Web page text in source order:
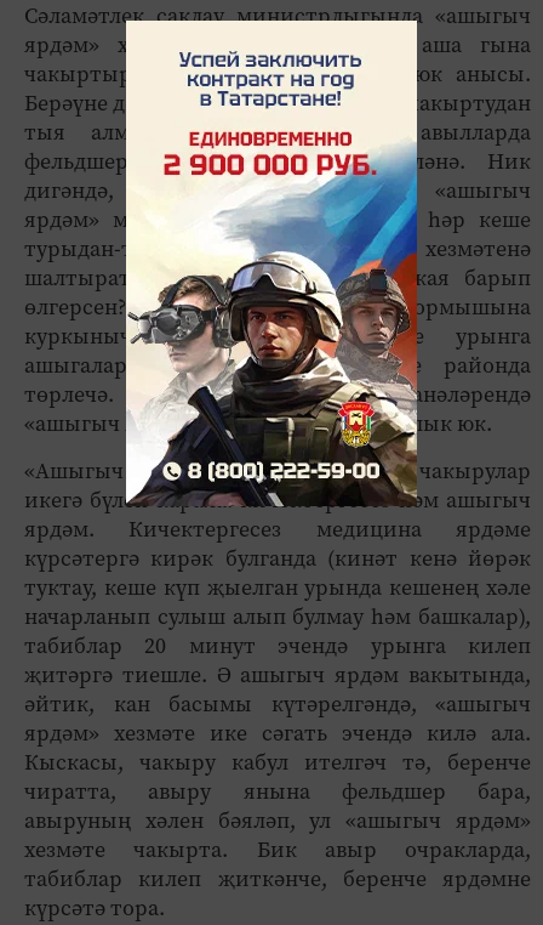
Сәламәтлек саклау министрлыгында «ашыгыч
ярдәм» хезмәтен бары фельдшер аша гына
чакыртырга мөмкин, дигән закон юк анысы.
Берәүне дә «ашыгыч ярдәм» хезмәте чакыртудан
тыя алмыйлар, әмма бу күп авылларда
фельдшер белән килештереп эшләнә. Ник
дигәндә, район хастаханәләрендә «ашыгыч
ярдәм» машиналары санаулы. Әгәр һәр кеше
турыдан-туры «ашыгыч ярдәм» хезмәтенә
шалтырата башласа, бер машина кая барып
өлгерсен? Табиблар, гадәттә, кеше тормышына
куркыныч янаган бик кирәкле урынга
ашыгалар. Дөрес, вазгыять төрле районда
төрлечә. Кайбер район хастаханәләрендә
«ашыгыч ярдәм» машиналарына кытлык юк.
«Ашыгыч ярдәм» хезмәтенә килгән чакырулар
икегә бүлеп карала: кичектергесез һәм ашыгыч
ярдәм. Кичектергесез медицина ярдәме
күрсәтергә кирәк булганда (кинәт кенә йөрәк
туктау, кеше күп җыелган урында кешенең хәле
начарланып сулыш алып булмау һәм башкалар),
табиблар 20 минут эчендә урынга килеп
җитәргә тиешле. Ә ашыгыч ярдәм вакытында,
әйтик, кан басымы күтәрелгәндә, «ашыгыч
ярдәм» хезмәте ике сәгать эчендә килә ала.
Кыскасы, чакыру кабул ителгәч тә, беренче
чиратта, авыру янына фельдшер бара,
авыруның хәлен бәяләп, ул «ашыгыч ярдәм»
хезмәте чакырта. Бик авыр очракларда,
табиблар килеп җиткәнче, беренче ярдәмне
күрсәтә тора.